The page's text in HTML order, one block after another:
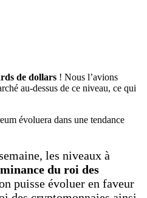
de dollars ! Nous l’avions
au-dessus de ce niveau, ce qui
évoluera dans une tendance
les niveaux à
du roi des
puisse évoluer en faveur